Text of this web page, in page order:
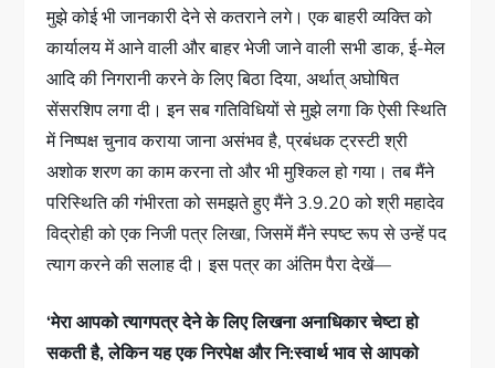
मुझे कोई भी जानकारी देने से कतराने लगे। एक बाहरी व्यक्ति को
कार्यालय में आने वाली और बाहर भेजी जाने वाली सभी डाक, ई-मेल
आदि की निगरानी करने के लिए बिठा दिया, अर्थात् अघोषित
सेंसरशिप लगा दी। इन सब गतिविधियों से मुझे लगा कि ऐसी स्थिति
में निष्पक्ष चुनाव कराया जाना असंभव है, प्रबंधक ट्रस्टी श्री
अशोक शरण का काम करना तो और भी मुश्किल हो गया। तब मैंने
परिस्थिति की गंभीरता को समझते हुए मैंने 3.9.20 को श्री महादेव
विद्रोही को एक निजी पत्र लिखा, जिसमें मैंने स्पष्ट रूप से उन्हें पद
त्याग करने की सलाह दी। इस पत्र का अंतिम पैरा देखें—
‘मेरा आपको त्यागपत्र देने के लिए लिखना अनाधिकार चेष्टा हो
सकती है, लेकिन यह एक निरपेक्ष और नि:स्वार्थ भाव से आपको